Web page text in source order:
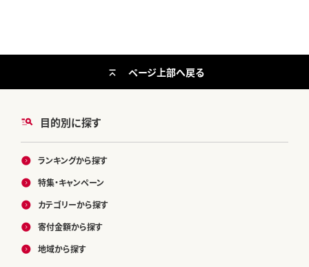
目的別に探す
ランキングから探す
特集・キャンペーン
カテゴリーから探す
寄付金額から探す
地域から探す
ページ上部へ戻る